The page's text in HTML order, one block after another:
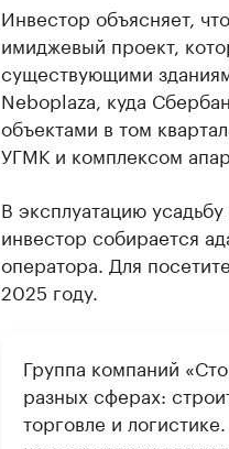
Инвестор объясняет,
имиджевый проект,
существующими
Neboplaza, куда
объектами в том
УГМК и комплексом
В эксплуатацию
инвестор собирается
оператора. Для
2025 году.
Группа компаний
разных сферах:
торговле и